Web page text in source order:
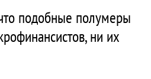
подобные полумеры
ни их